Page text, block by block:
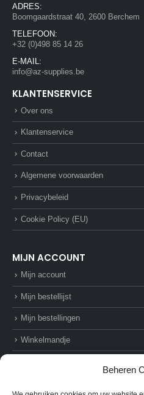
Beheren
ADRES:
Boomgaardstraat 40, 2600 Berchem
TELEFOON:
+32 (0)498 85 14 26
E-MAIL:
info@az-supplies.be
KLANTENSERVICE
Over ons
Klantenservice
Contact
Algemene voorwaarden
Privacybeleid
Cookie Policy (EU)
MIJN ACCOUNT
Mijn account
Mijn bestellijst
Mijn bestellingen
Winkelmandje